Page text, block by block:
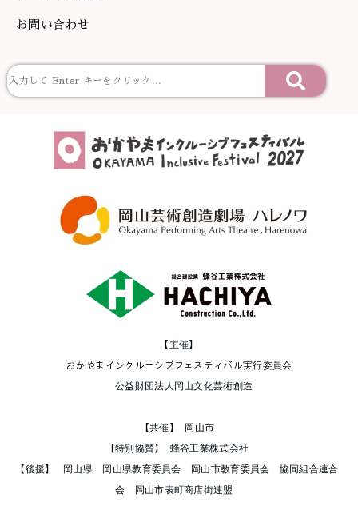
お問い合わせ
【主催】
おかやまインクルーシブフェスティバル実行委員会
公益財団法人岡山文化芸術創造
【共催】 岡山市
【特別協賛】 蜂谷工業株式会社
【後援】 岡山県 岡山県教育委員会 岡山市教育委員会 協同組合連合
会 岡山市表町商店街連盟